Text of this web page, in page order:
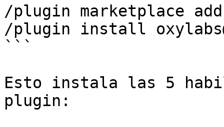
/plugin marketplace
/plugin install
```
Esto instala las 5
plugin: